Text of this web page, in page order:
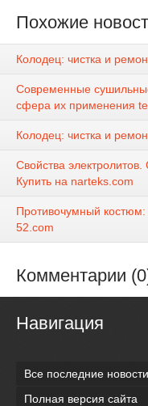
Похожие
Колодец: чистка и
Современные
сфера их применения
Колодец: чистка и
Свойства
Купить на narteks.com
Противочумный
52.com
Комментарии
Навигация
Все последние новости
Полная версия сайта